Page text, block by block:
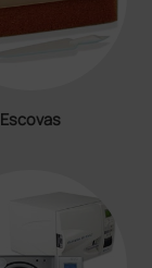
Escovas